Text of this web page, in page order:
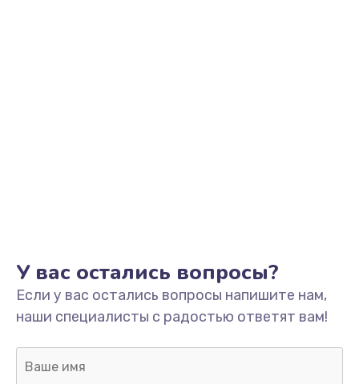
Замена/Pемонт карбюратора
1300 руб.
Заказать
У вас остались вопросы?
Если у вас остались вопросы напишите нам,
наши специалисты с радостью ответят вам!